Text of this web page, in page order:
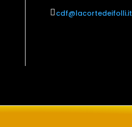
cdf@lacortedeifolli.it